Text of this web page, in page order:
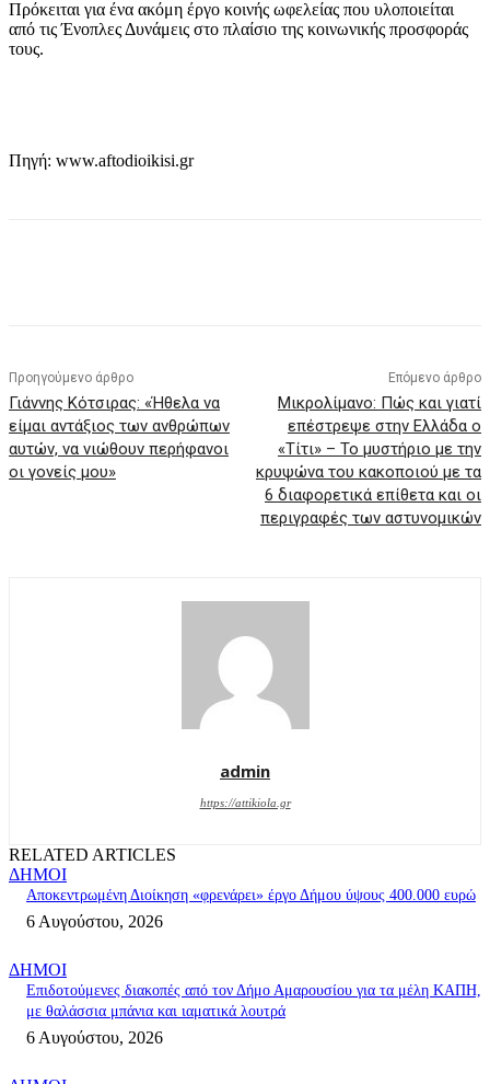
Πρόκειται για ένα ακόμη έργο κοινής ωφελείας που υλοποιείται
από τις Ένοπλες Δυνάμεις στο πλαίσιο της κοινωνικής προσφοράς
τους.
Πηγή: www.aftodioikisi.gr
Προηγούμενο άρθρο
Γιάννης Κότσιρας: «Ήθελα να
είμαι αντάξιος των ανθρώπων
αυτών, να νιώθουν περήφανοι
οι γονείς μου»
Επόμενο άρθρο
Μικρολίμανο: Πώς και γιατί
επέστρεψε στην Ελλάδα ο
«Τίτι» – Το μυστήριο με την
κρυψώνα του κακοποιού με τα
6 διαφορετικά επίθετα και οι
περιγραφές των αστυνομικών
admin
https://attikiola.gr
RELATED ARTICLES
ΔΗΜΟΙ
Αποκεντρωμένη Διοίκηση «φρενάρει» έργο Δήμου ύψους 400.000 ευρώ
6 Αυγούστου, 2026
ΔΗΜΟΙ
Επιδοτούμενες διακοπές από τον Δήμο Αμαρουσίου για τα μέλη ΚΑΠΗ,
με θαλάσσια μπάνια και ιαματικά λουτρά
6 Αυγούστου, 2026